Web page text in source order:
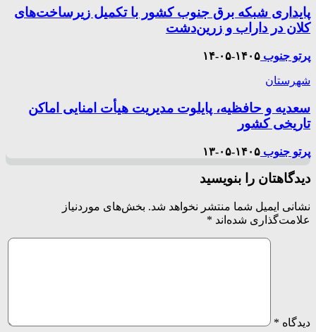
پایداری شبکه برق جنوب کشور با تکمیل زیرساخت‌های
کلان در داراب و زرین‌دشت
پرتو جنوب ۱۴۰۵-۰۵-۱۴
شهرستان
سعدیه و حافظیه، پایلوت مدیریت هیأت امنایی اماکن
تاریخی کشور
پرتو جنوب ۱۴۰۵-۰۵-۱۳
دیدگاهتان را بنویسید
نشانی ایمیل شما منتشر نخواهد شد. بخش‌های موردنیاز
علامت‌گذاری شده‌اند *
دیدگاه *